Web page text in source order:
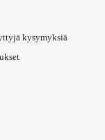
kysymyksiä